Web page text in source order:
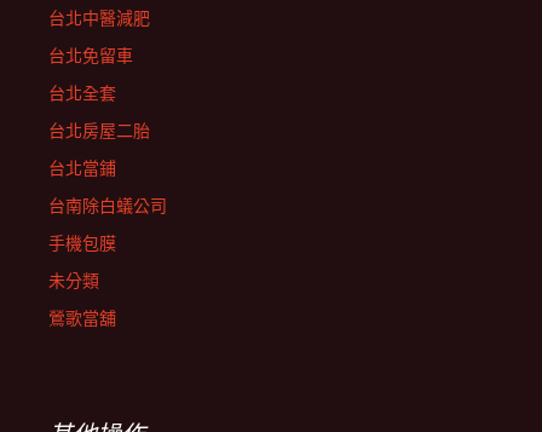
台北中醫減肥
台北免留車
台北全套
台北房屋二胎
台北當鋪
台南除白蟻公司
手機包膜
未分類
鶯歌當舖